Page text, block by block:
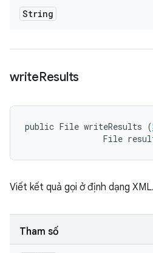
String
writeResults
public File writeResults (
File
Viết kết quả gọi ở định dạng XML.
Tham số